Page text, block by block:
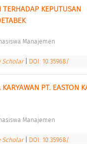
KEPUTUSAN
Manajemen
Scholar DOI: 10.35968/
PT. EASTON
Manajemen
Scholar DOI: 10.35968/